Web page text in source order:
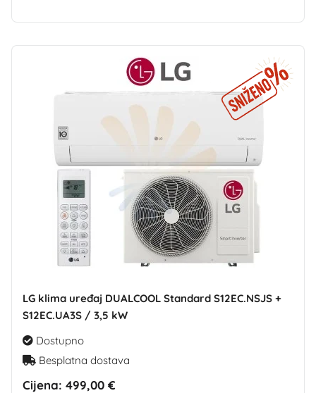
LG klima uređaj DUALCOOL Standard S12EC.NSJS +
S12EC.UA3S / 3,5 kW
Dostupno
Besplatna dostava
Cijena: 499,00 €